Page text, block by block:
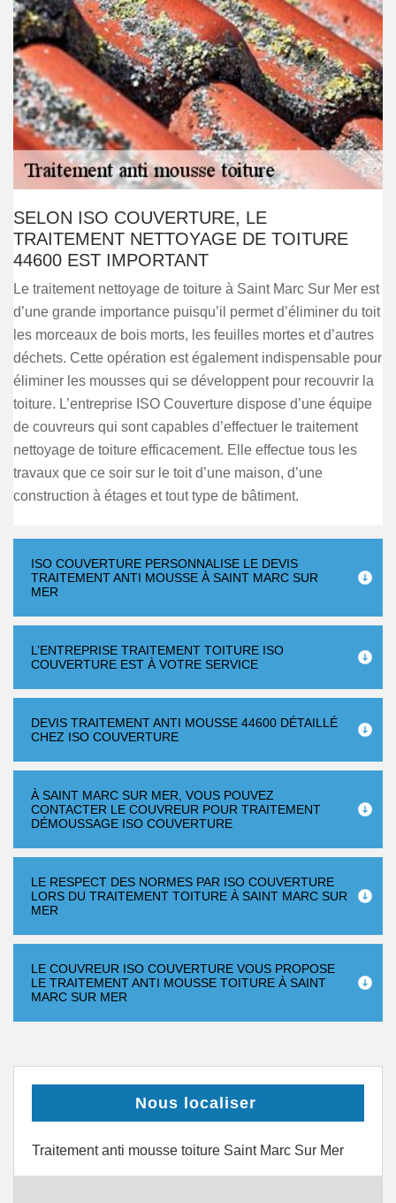
SELON ISO COUVERTURE, LE
TRAITEMENT NETTOYAGE DE TOITURE
44600 EST IMPORTANT
Le traitement nettoyage de toiture à Saint Marc Sur Mer est
d’une grande importance puisqu’il permet d’éliminer du toit
les morceaux de bois morts, les feuilles mortes et d’autres
déchets. Cette opération est également indispensable pour
éliminer les mousses qui se développent pour recouvrir la
toiture. L’entreprise ISO Couverture dispose d’une équipe
de couvreurs qui sont capables d’effectuer le traitement
nettoyage de toiture efficacement. Elle effectue tous les
travaux que ce soir sur le toit d’une maison, d’une
construction à étages et tout type de bâtiment.
ISO COUVERTURE PERSONNALISE LE DEVIS
TRAITEMENT ANTI MOUSSE À SAINT MARC SUR
MER
L’ENTREPRISE TRAITEMENT TOITURE ISO
COUVERTURE EST À VOTRE SERVICE
DEVIS TRAITEMENT ANTI MOUSSE 44600 DÉTAILLÉ
CHEZ ISO COUVERTURE
À SAINT MARC SUR MER, VOUS POUVEZ
CONTACTER LE COUVREUR POUR TRAITEMENT
DÉMOUSSAGE ISO COUVERTURE
LE RESPECT DES NORMES PAR ISO COUVERTURE
LORS DU TRAITEMENT TOITURE À SAINT MARC SUR
MER
LE COUVREUR ISO COUVERTURE VOUS PROPOSE
LE TRAITEMENT ANTI MOUSSE TOITURE À SAINT
MARC SUR MER
Nous localiser
Traitement anti mousse toiture Saint Marc Sur Mer